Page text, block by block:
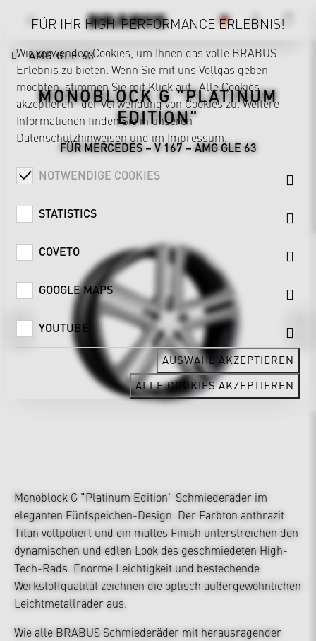
AMG GLE 63
MONOBLOCK G "PLATINUM
EDITION"
FÜR MERCEDES – V 167 – AMG GLE 63
Monoblock G "Platinum Edition" Schmiederäder im
eleganten Fünfspeichen-Design. Der Farbton anthrazit
Titan vollpoliert und ein mattes Finish unterstreichen den
dynamischen und edlen Look des geschmiedeten High-
Tech-Rads. Enorme Leichtigkeit und bestechende
Werkstoffqualität zeichnen die optisch außergewöhnlichen
Leichtmetallräder aus.
Wie alle BRABUS Schmiederäder mit herausragender
FÜR IHR HIGH-PERFORMANCE ERLEBNIS!
Wir verwenden Cookies, um Ihnen das volle BRABUS
Erlebnis zu bieten. Wenn Sie mit uns Vollgas geben
möchten, stimmen Sie mit Klick auf „Alle Cookies
akzeptieren“ der Verwendung von Cookies zu. Weitere
Informationen finden Sie in unseren
Datenschutzhinweisen und im Impressum.
NOTWENDIGE COOKIES
STATISTICS
COVETO
GOOGLE MAPS
YOUTUBE
AUSWAHL AKZEPTIEREN
ALLE COOKIES AKZEPTIEREN